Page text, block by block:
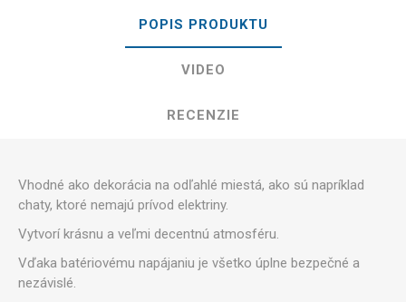
POPIS PRODUKTU
VIDEO
RECENZIE
Vhodné ako dekorácia na odľahlé miestá, ako sú napríklad
chaty, ktoré nemajú prívod elektriny.
Vytvorí krásnu a veľmi decentnú atmosféru.
Vďaka batériovému napájaniu je všetko úplne bezpečné a
nezávislé.